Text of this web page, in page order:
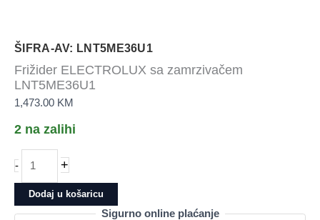
ŠIFRA-AV: LNT5ME36U1
Frižider ELECTROLUX sa zamrzivačem
LNT5ME36U1
1,473.00 KM
2 na zalihi
-
ELECTROLUX
sa
zamrzivačem
+
Dodaj u košaricu
Sigurno online plaćanje